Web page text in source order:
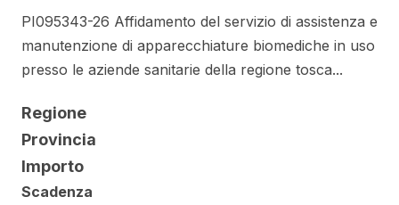
PI095343-26 Affidamento del servizio di assistenza e
manutenzione di apparecchiature biomediche in uso
presso le aziende sanitarie della regione tosca...
Regione
Provincia
Importo
Scadenza